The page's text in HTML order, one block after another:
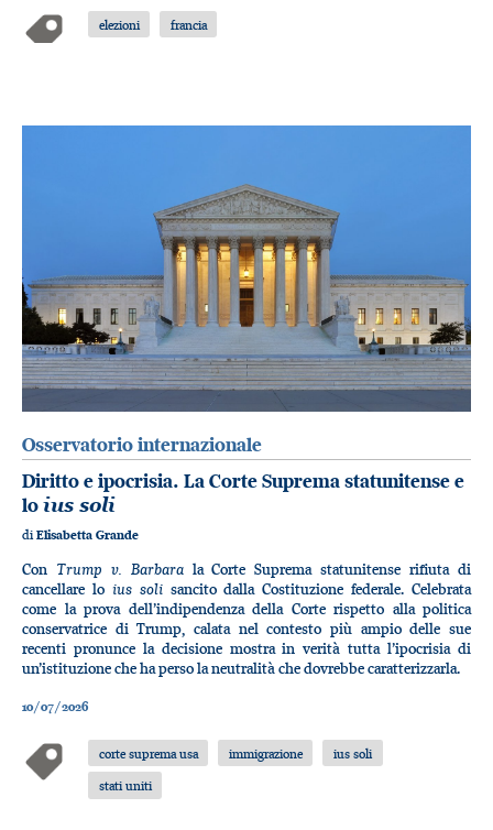
elezioni francia
Osservatorio internazionale
Diritto e ipocrisia. La Corte Suprema statunitense e
loius soli
diElisabetta Grande
Con Trump v. Barbarala Corte Suprema statunitense rifiuta di
cancellare lo ius soli sancito dalla Costituzione federale. Celebrata
come la prova dell’indipendenza della Corte rispetto alla politica
conservatrice di Trump, calata nel contesto più ampio delle sue
recenti pronunce la decisione mostra in verità tutta l’ipocrisia di
un’istituzione che ha perso la neutralità che dovrebbe caratterizzarla.
10/07/2026
corte suprema usa immigrazione
ius soli
stati uniti